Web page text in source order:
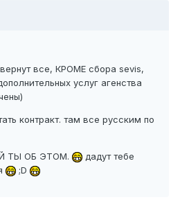
все, КРОМЕ сбора sevis,
услуг агенства
контракт. там все русским по
ТЫ ОБ ЭТОМ.
дадут тебе
;D